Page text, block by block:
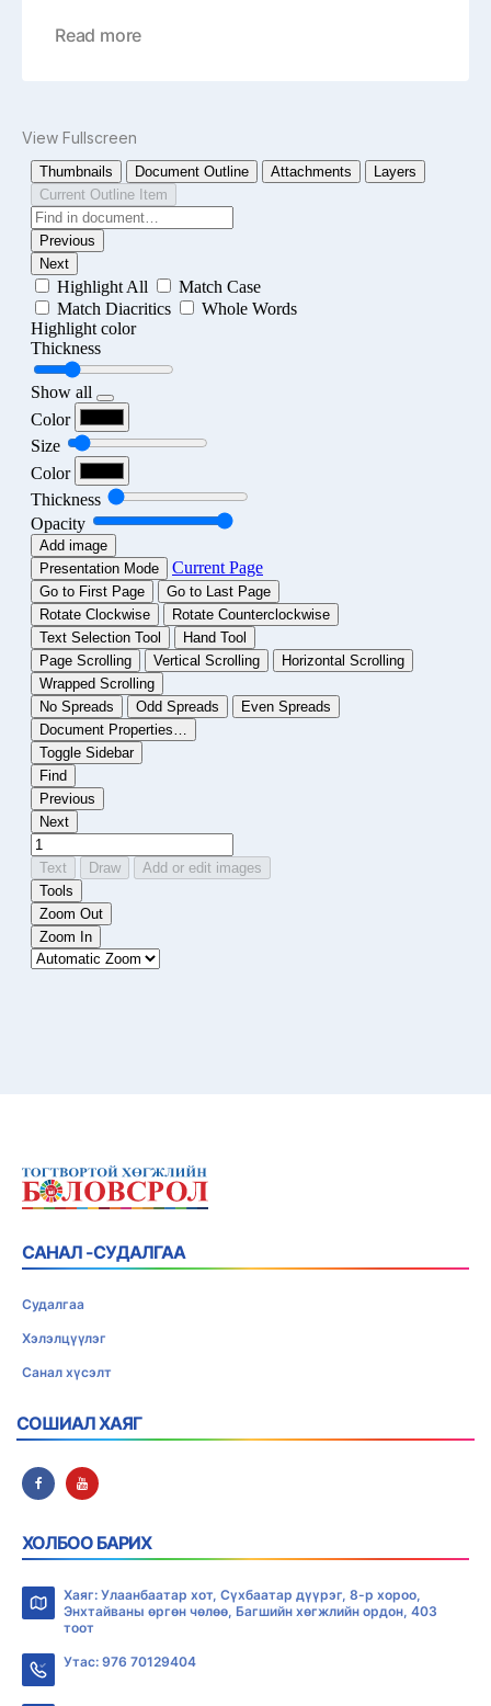
Read more
View Fullscreen
САНАЛ -СУДАЛГАА
Судалгаа
Хэлэлцүүлэг
Санал хүсэлт
СОШИАЛ ХАЯГ
ХОЛБОО БАРИХ
Хаяг: Улаанбаатар хот, Сүхбаатар дүүрэг, 8-р хороо,
Энхтайваны өргөн чөлөө, Багшийн хөгжлийн ордон, 403
тоот
Утас: 976 70129404